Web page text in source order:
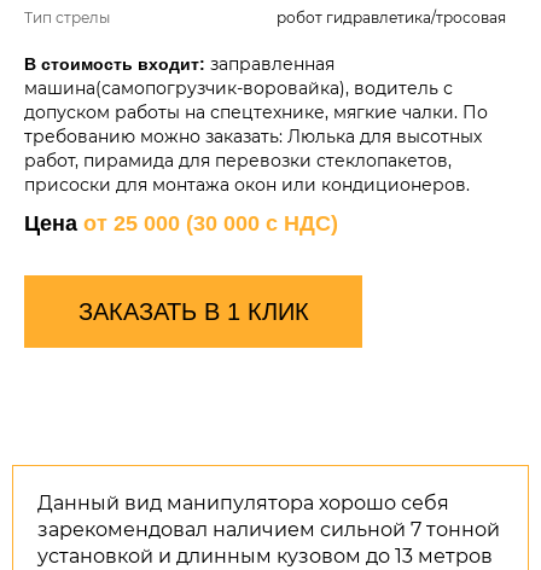
Тип стрелы
робот гидравлетика/тросовая
В стоимость входит: заправленная
машина(самопогрузчик-воровайка), водитель с
допуском работы на спецтехнике, мягкие чалки. По
требованию можно заказать: Люлька для высотных
работ, пирамида для перевозки стеклопакетов,
присоски для монтажа окон или кондиционеров.
Цена от 25 000 (30 000 с НДС)
ЗАКАЗАТЬ В 1 КЛИК
Данный вид манипулятора хорошо себя
зарекомендовал наличием сильной 7 тонной
установкой и длинным кузовом до 13 метров